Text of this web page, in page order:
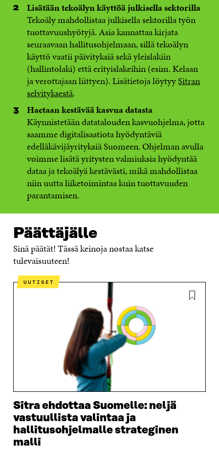
Lisätään tekoälyn käyttöä julkisella sektorilla
Tekoäly mahdollistaa julkisella sektorilla työn
tuottavuushyötyjä. Asia kannattaa kirjata
seuraavaan hallitusohjelmaan, sillä tekoälyn
käyttö vaatii päivityksiä sekä yleislakiin
(hallintolaki) että erityislakeihin (esim. Kelaan
ja verottajaan liittyen). Lisätietoja löytyySitran
selvityksestä.
Haetaan kestävää kasvua datasta
Käynnistetään datatalouden kasvuohjelma, jotta
saamme digitalisaatiota hyödyntäviä
edelläkävijäyrityksiä Suomeen. Ohjelman avulla
voimme lisätä yritysten valmiuksia hyödyntää
dataa ja tekoälyä kestävästi, mikä mahdollistaa
niin uutta liiketoimintaa kuin tuottavuuden
parantamisen.
Päättäjälle
Sinä päätät! Tässä keinoja nostaa katse
tulevaisuuteen!
UUTISET
Sitra ehdottaa Suomelle: neljä
vastuullista valintaa ja
hallitusohjelmalle strateginen
malli